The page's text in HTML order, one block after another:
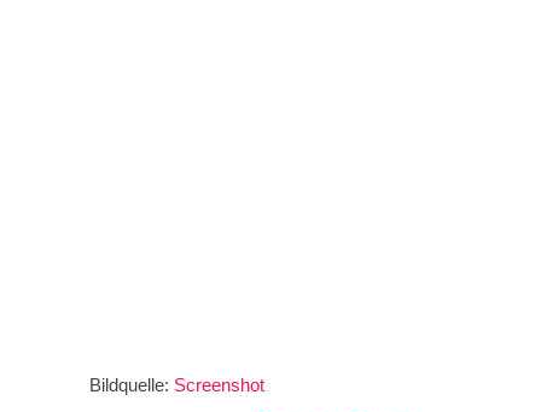
Bildquelle: Screenshot